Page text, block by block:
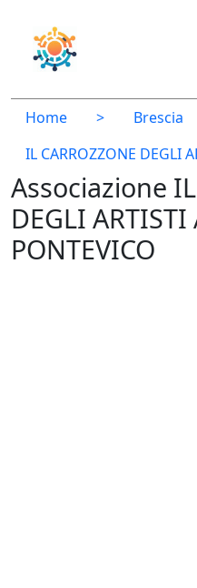
Home > Brescia
IL CARROZZONE DEGLI
Associazione
DEGLI ARTISTI
PONTEVICO